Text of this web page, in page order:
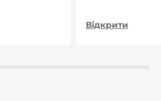
Відкрити